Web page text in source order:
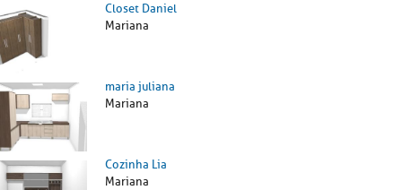
Closet Daniel
Mariana
maria juliana
Mariana
Cozinha Lia
Mariana